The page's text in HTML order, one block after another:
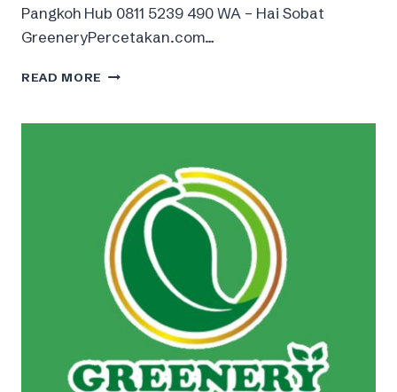
Pangkoh Hub 0811 5239 490 WA – Hai Sobat
GreeneryPercetakan.com…
READ MORE PENGADAAN
AGENDA
PANGKOH